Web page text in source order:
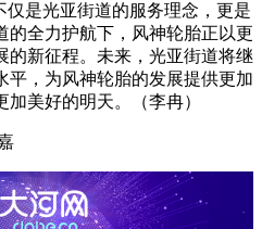
仅是光亚街道的服务理念，更是
的全力护航下，风神轮胎正以更
的新征程。未来，光亚街道将继
平，为风神轮胎的发展提供更加
美好的明天。（李冉）